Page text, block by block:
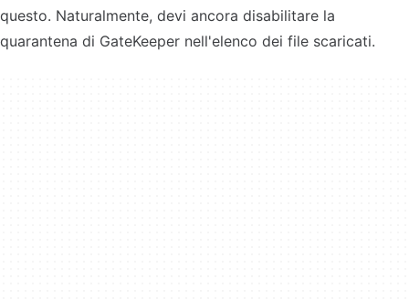
questo. Naturalmente, devi ancora disabilitare la
quarantena di GateKeeper nell'elenco dei file scaricati.